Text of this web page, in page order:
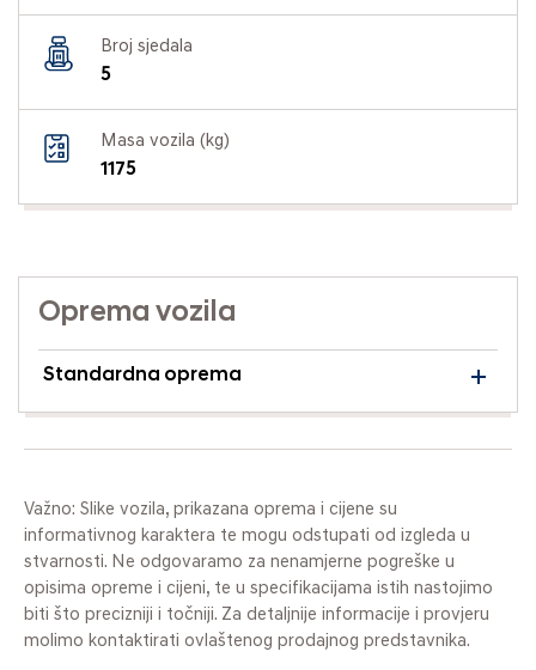
Broj sjedala
5
Masa vozila (kg)
1175
Oprema vozila
Standardna oprema
Važno: Slike vozila, prikazana oprema i cijene su
informativnog karaktera te mogu odstupati od izgleda u
stvarnosti. Ne odgovaramo za nenamjerne pogreške u
opisima opreme i cijeni, te u specifikacijama istih nastojimo
biti što precizniji i točniji. Za detaljnije informacije i provjeru
molimo kontaktirati ovlaštenog prodajnog predstavnika.